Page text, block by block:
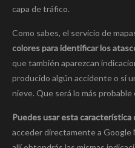
capa de tráfico.
Como sabes, el servicio de
colores para identificar los
que también aparezcan
producido algún accidente o si
nieve. Que será lo más probable
Puedes usar esta caracterí­stica
acceder directamente a Google